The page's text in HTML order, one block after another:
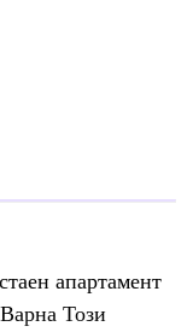
апартамент
Този